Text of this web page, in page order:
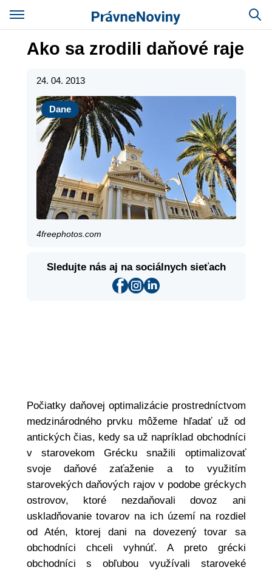
Ako sa zrodili daňové raje
24. 04. 2013
Dane
Dane
4freephotos.com
Sledujte nás aj na sociálnych sieťach
Počiatky daňovej optimalizácie prostredníctvom
medzinárodného prvku môžeme hľadať už od
antických čias, kedy sa už napríklad obchodníci
v starovekom Grécku snažili optimalizovať
svoje daňové zaťaženie a to využitím
starovekých daňových rajov v podobe gréckych
ostrovov, ktoré nezdaňovali dovoz ani
uskladňovanie tovarov na ich území na rozdiel
od Atén, ktorej dani na dovezený tovar sa
obchodníci chceli vyhnúť. A preto grécki
obchodníci s obľubou využívali staroveké